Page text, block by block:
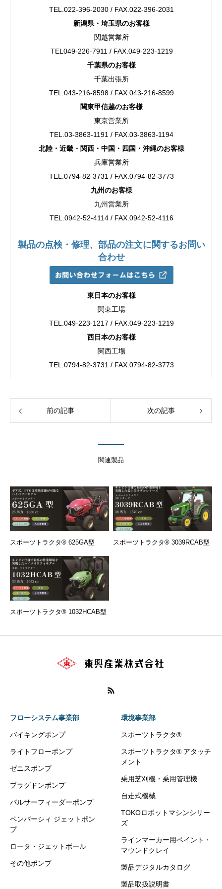
TEL.022-396-2030 / FAX.022-396-2031
新潟県・埼玉県のお客様
関越営業所
TEL049-226-7911 / FAX.049-223-1219
千葉県のお客様
千葉出張所
TEL.043-216-8598 / FAX.043-216-8599
関東甲信越のお客様
東京営業所
TEL.03-3863-1191 / FAX.03-3863-1194
北陸・近畿・関西・中国・四国・沖縄のお客様
兵庫営業所
TEL.0794-82-3731 / FAX.0794-82-3773
九州のお客様
九州営業所
TEL.0942-52-4114 / FAX.0942-52-4116
製品の点検・修理、部品の注文に関するお問い
合わせ
東日本のお客様
関東工場
TEL.049-223-1217 / FAX.049-223-1219
西日本のお客様
関西工場
TEL.0794-82-3731 / FAX.0794-82-3773
前の記事 次の記事
関連製品
スポーツトラクタ® 625GA型 スポーツトラクタ® 3039RCAB型
スポーツトラクタ® 1032HCAB型
フローシステム事業部
バイキングポンプ
ライトフローポンプ
ゼニスポンプ
プラグドンポンプ
パルサーフィーダーポンプ
ペンバーシィ ジェットポン
プ
ロータ・ジェットボール
その他ポンプ
環境事業部
スポーツトラクタ®
スポーツトラクタ® アタッチ
メント
乗用芝刈機・乗用管理機
自走式機械
TOKOロボットマシンシリー
ズ
ラインマーカー用ペイント・
マウンドクレイ
製品デジタルカタログ
製品取扱説明書